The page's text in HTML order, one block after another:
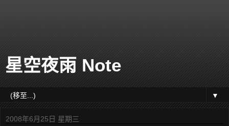
星空夜雨 Note
▼
2008年6月25日 星期三